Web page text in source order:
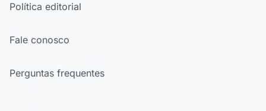
Política editorial
Fale conosco
Perguntas frequentes